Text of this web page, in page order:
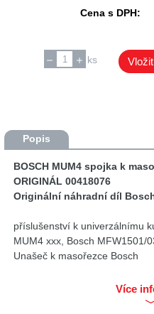
Cena s DPH:
ks
Popis
BOSCH MUM4 spojka k
ORIGINÁL 00418076
Originální náhradní díl
příslušenství k univerzálnímu
MUM4 xxx, Bosch MFW1501/
Unašeč k masořezce Bosch
MUZ 5FW1, MUM52131/02,
Více